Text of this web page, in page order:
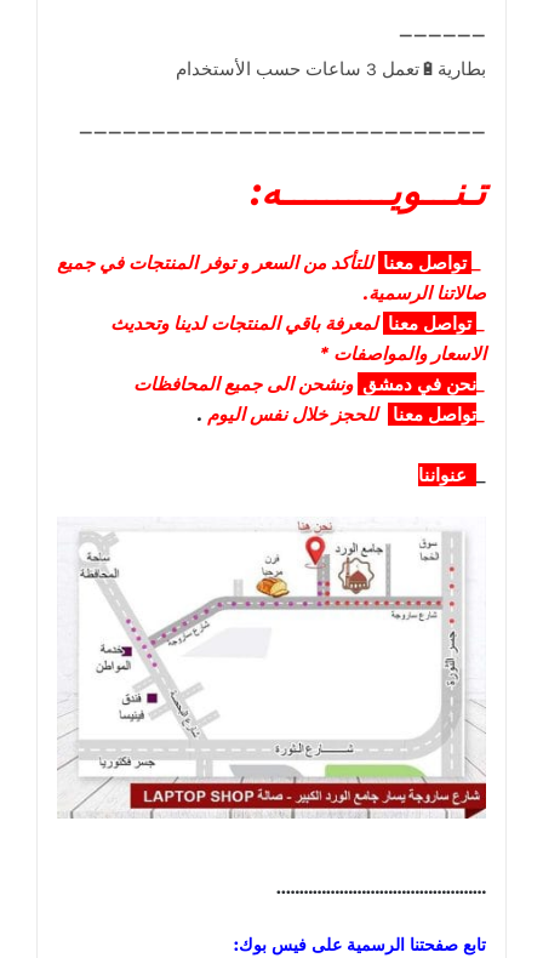
____________________________
تـنـــويــــــــــه:
تواصل معنا للتأكد من السعر و توفر المنتجات في جميع
صالاتنا الرسمية.
تواصل معنا لمعرفة باقي المنتجات لدينا وتحديث
الاسعار والمواصفات *
نحن في دمشق ونشحن الى جميع المحافظات
تواصل معنا للحجز خلال نفس اليوم .
عنواننا
………………………………………..
تابع صفحتنا الرسمية على فيس بوك: